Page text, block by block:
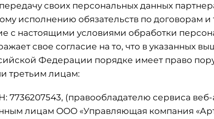
своих персональных данных
исполнению обязательств по договорам и
с настоящими условиями обработки
свое согласие на то, что в указанных
Федерации порядке имеет право
третьим лицам:
7736207543, (правообладателю сервиса
лицам ООО «Управляющая компания